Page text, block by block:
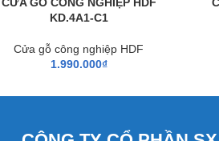
KD.4A1-C1
Cửa gỗ công nghiệp HDF
1.990.000₫